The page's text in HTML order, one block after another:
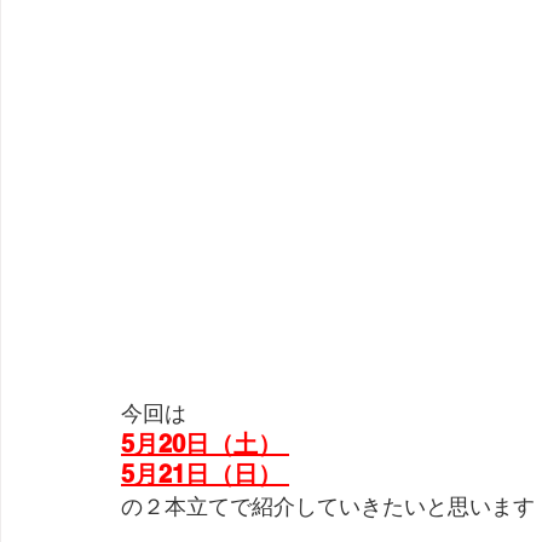
今回は
5月20日（土）
5月21日（日）
の２本立てで紹介していきたいと思いま